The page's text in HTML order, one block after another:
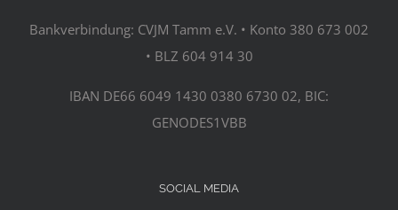
Bankverbindung: CVJM Tamm e.V. • Konto 380 673 002
• BLZ 604 914 30
IBAN DE66 6049 1430 0380 6730 02, BIC:
GENODES1VBB
SOCIAL MEDIA